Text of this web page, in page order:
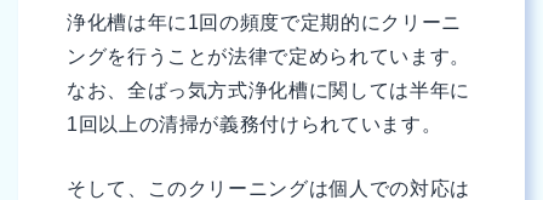
浄化槽は年に1回の頻度で定期的にクリーニ
ングを行うことが法律で定められています。
なお、全ばっ気方式浄化槽に関しては半年に
1回以上の清掃が義務付けられています。
そして、このクリーニングは個人での対応は